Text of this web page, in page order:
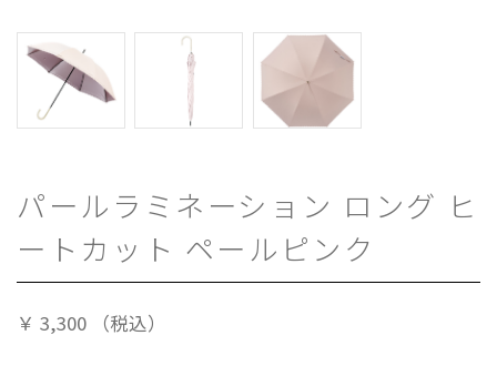
パールラミネーション ロング ヒ
ートカット ペールピンク
￥ 3,300 （税込）